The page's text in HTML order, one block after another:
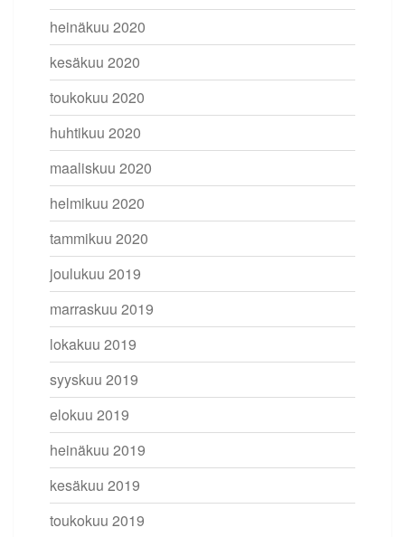
heinäkuu 2020
kesäkuu 2020
toukokuu 2020
huhtikuu 2020
maaliskuu 2020
helmikuu 2020
tammikuu 2020
joulukuu 2019
marraskuu 2019
lokakuu 2019
syyskuu 2019
elokuu 2019
heinäkuu 2019
kesäkuu 2019
toukokuu 2019